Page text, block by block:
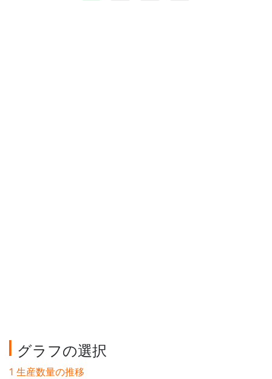
グラフの選択
1 生産数量の推移